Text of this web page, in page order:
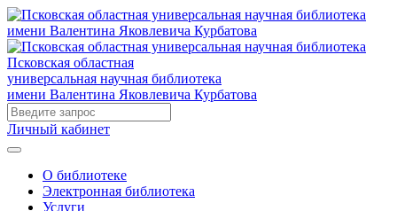
Псковская областная
универсальная научная библиотека
имени Валентина Яковлевича Курбатова
Личный кабинет
О библиотеке
Электронная библиотека
Услуги